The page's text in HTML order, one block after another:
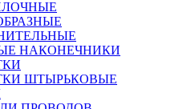
НАКОНЕЧНИКИ
ШТЫРЬКОВЫЕ